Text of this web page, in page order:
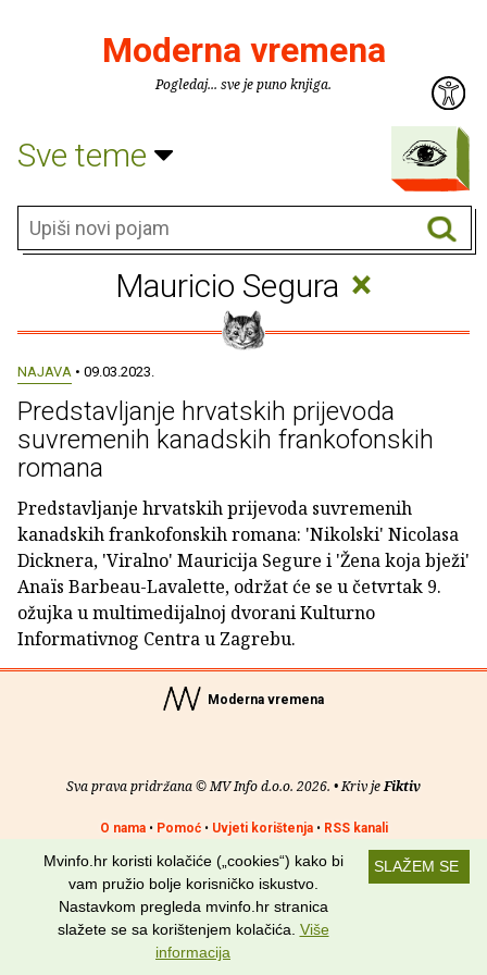
Moderna vremena
Pogledaj... sve je puno knjiga.
Sve teme
Mauricio Segura ×
NAJAVA • 09.03.2023.
Predstavljanje hrvatskih prijevoda
suvremenih kanadskih frankofonskih
romana
Predstavljanje hrvatskih prijevoda suvremenih
kanadskih frankofonskih romana: 'Nikolski' Nicolasa
Dicknera, 'Viralno' Mauricija Segure i 'Žena koja bježi'
Anaïs Barbeau-Lavalette, održat će se u četvrtak 9.
ožujka u multimedijalnoj dvorani Kulturno
Informativnog Centra u Zagrebu.
Moderna vremena
Sva prava pridržana © MV Info d.o.o. 2026. • Kriv jeFiktiv
O nama• Pomoć• Uvjeti korištenja• RSS kanali
Potraži nas na: SLAŽEM SE
Mvinfo.hr koristi kolačiće („cookies“) kako bi
vam pružio bolje korisničko iskustvo.
Nastavkom pregleda mvinfo.hr stranica
slažete se sa korištenjem kolačića. Više
informacija